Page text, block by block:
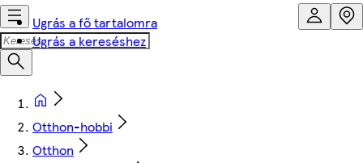
Ugrás a fő tartalomra
Ugrás a kereséshez
Otthon-hobbi
Otthon